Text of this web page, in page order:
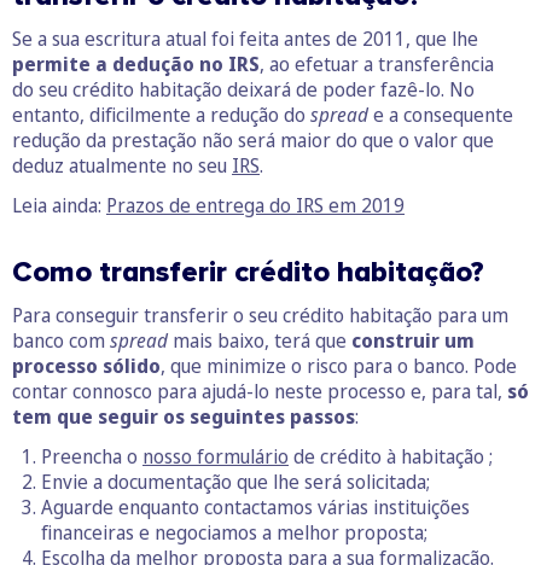
Se a sua escritura atual foi feita antes de 2011, que lhe
permite a dedução no IRS, ao efetuar a transferência
do seu crédito habitação deixará de poder fazê-lo. No
entanto, dificilmente a redução do spreade a consequente
redução da prestação não será maior do que o valor que
deduz atualmente no seu IRS.
Leia ainda: Prazos de entrega do IRS em 2019
Como transferir crédito habitação?
Para conseguir transferir o seu crédito habitação para um
banco com spread mais baixo, terá que construir um
processo sólido, que minimize o risco para o banco. Pode
contar connosco para ajudá-lo neste processo e, para tal, só
tem que seguir os seguintes passos:
Preencha o nosso formulário de crédito à habitação ;
Envie a documentação que lhe será solicitada;
Aguarde enquanto contactamos várias instituições
financeiras e negociamos a melhor proposta;
Escolha da melhor proposta para a sua formalização.